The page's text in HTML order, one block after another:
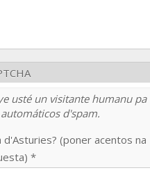
usté un visitante humanu pa
d'spam.
d'Asturies? (poner acentos na
*